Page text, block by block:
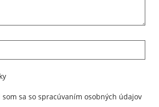
sa so spracúvaním osobných údajov